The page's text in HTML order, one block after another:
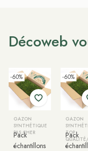
Décoweb
-60%
GAZON
SYNTHÉTIQUE
PAS CHER
Pack
échantillons
-60%
GAZON
TOP
QUALITÉ/
Pack